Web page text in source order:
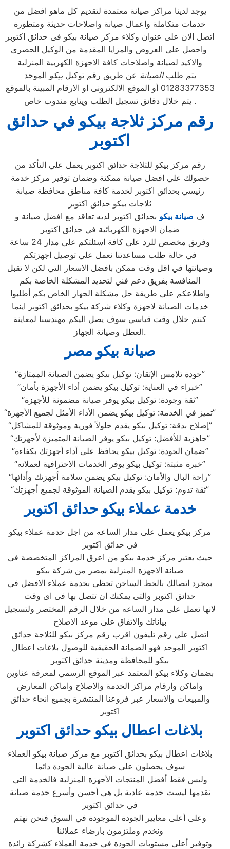
يوجد لدينا مراكز صيانة معتمدة لتقديم كل ماهو افضل من
خدمات متكاملة واعمال صيانة واصلاحات حديثة ومتطورة
اتصل الان على عنوان وكلاء مركز صيانة بيكو فى حدائق اكتوبر
واحصل على العروض والمزايا المقدمة من الوكيل الحصرى
والاكيد لصيانة واصلاحات كافة الاجهزة الكهربية المنزلية
يتم طلبالصيانة عن طريق رقم توكيلبيكو الموحد
01283377353 أو الموقع الالكترونى او الارقام المبينة بالموقع
. يتم خلال دقائق تسجيل الطلب ويتابع مندوب خاص
رقم مركز ثلاجة بيكو في حدائق
اكتوبر
رقم مركز بيكو للثلاجة حدائق اكتوبر يعمل علي التأكد من
حصولك علي افضل صيانة ممكنة وضمان توفير مركز خدمة
رئيسي بحدائق اكتوبر لخدمة كافة مناطق محافظة صيانة
ثلاجات بيكو حدائق اكتوبر
ف صيانة بيكو بحدائق اكتوبر لديه تعاقد مع افضل صيانة و
ضمان الاجهزة الكهربائية في حدائق اكتوبر
وفريق مخصص للرد علي كافة اسئلتكم علي مدار 24 ساعة
في حالة طلب مساعدتنا نعمل علي توصيل اجهزتكم
وصيانتها في اقل وقت ممكن بافضل الاسعار التي لكن لا تقبل
المنافسة بفريق دعم فني لتحديد المشكلة الخاصة بكم
واطلاعكم علي طريقة حل مشكلة الجهاز الخاص بكم أطلبوا
خدمات الصيانة لاجهزة وكلاء شركة بيكو بحدائق اكتوبر اينما
كنتم خلال وقت قياسي سوف يصل اليكم مهندسنا لمعاينة
العطل وصيانة الجهاز.
صيانة بيكو مصر
“جودة تلامس الإتقان: توكيل بيكو يضمن الصيانة الممتازة”
“خبراء في العناية: توكيل بيكو يضمن أداء الأجهزة بأمان”
“ثقة وجودة: توكيل بيكو يوفر صيانة مضمونة للأجهزة”
“تميز في الخدمة: توكيل بيكو يضمن الأداء الأمثل لجميع الأجهزة”
“إصلاح بدقة: توكيل بيكو يقدم حلولاً فورية وموثوقة للمشاكل”
“جاهزية للأفضل: توكيل بيكو يوفر الصيانة المتميزة لأجهزتك”
“ضمان الجودة: توكيل بيكو يحافظ على أداء أجهزتك بكفاءة”
“خبرة مثبتة: توكيل بيكو يوفر الخدمات الاحترافية لعملائه”
“راحة البال والأمان: توكيل بيكو يضمن سلامة أجهزتك وأدائها”
“ثقة تدوم: توكيل بيكو يقدم الصيانة الموثوقة لجميع أجهزتك”
خدمة عملاء بيكو حدائق اكتوبر
مركز بيكو يعمل على مدار الساعه من اجل خدمة عملاء بيكو
في حدائق اكتوبر
حيث يعتبر مركز خدمة بيكو من اعرق المراكز المتخصصة فى
صيانة الاجهزة المنزلية بمصر من شركة بيكو
بمجرد اتصالك بالخط الساخن تحظى بخدمة عملاء الافضل في
حدائق اكتوبر والتى يمكنك ان تتصل بها فى اى وقت
لانها تعمل على مدار الساعه من خلال الرقم المختصر ولتسجيل
بياناتك والاتفاق على موعد الاصلاح
اتصل علي رقم تليفون اقرب رقم مركز بيكو للثلاجة حدائق
اكتوبر الموحد فهو الضمانة الحقيقية للوصول بلاغات اعطال
بيكو للمحافظة ومدينة حدائق اكتوبر
بضمان وكلاء بيكو المعتمد عبر الموقع الرسمي لمعرفة عناوين
واماكن وارقام مراكز الخدمة والاصلاح واماكن المعارض
والمبيعات والاسعار عبر فروعنا المنتشرة بجميع انحاء حدائق
اكتوبر
بلاغات اعطال بيكو حدائق اكتوبر
بلاغات اعطال بيكو بحدائق اكتوبر مع مركز صيانة بيكو العملاء
سوف يحصلون على صيانة عالية الجودة دائما
وليس فقط أفضل المنتجات الأجهزة المنزلية فالخدمة التي
نقدمها ليست خدمة عادية بل هي أحسن وأسرع خدمة صيانة
في حدائق اكتوبر
وعلى أعلى معايير الجودة الموجودة في السوق فنحن نهتم
ونخدم وملتزمون بارضاء عملائنا
وتوفير أعلى مستويات الجودة في خدمة العملاء كشركة رائدة